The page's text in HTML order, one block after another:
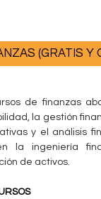
(GRATIS Y
de finanzas
la gestión
y el análisis
la ingeniería
de activos.